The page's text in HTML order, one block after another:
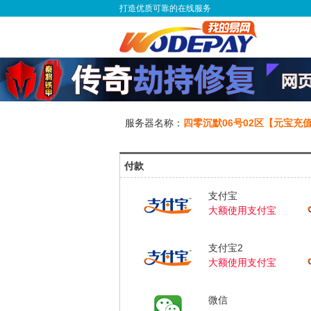
打造优质可靠的在线服务
服务器名称： 四零沉默06号02区【元宝充
付款
支付宝
大额使用支付宝
支付宝2
大额使用支付宝
微信